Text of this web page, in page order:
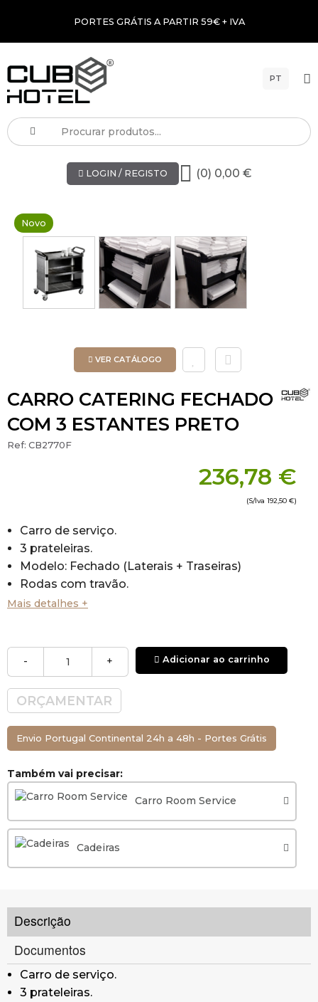
PORTES GRÁTIS A PARTIR 59€ + IVA
PT
LOGIN / REGISTO (0) 0,00 €
Novo
VER CATÁLOGO
CARRO CATERING FECHADO
COM 3 ESTANTES PRETO
Ref: CB2770F
236,78 €
(S/Iva 192,50 €)
Carro de serviço.
3 prateleiras.
Modelo: Fechado (Laterais + Traseiras)
Rodas com travão.
Material: Plastico ABS.
Altura x Largura)
Embalagem e transporte: este artigo é enviado
desmontado, numa caixa de cartão.
Mais detalhes +
- + Adicionar ao carrinho
ORÇAMENTAR
Envio Portugal Continental 24h a 48h - Portes Grátis
Também vai precisar:
Carro Room Service
Cadeiras
Descrição
Documentos
Carro de serviço.
3 prateleiras.